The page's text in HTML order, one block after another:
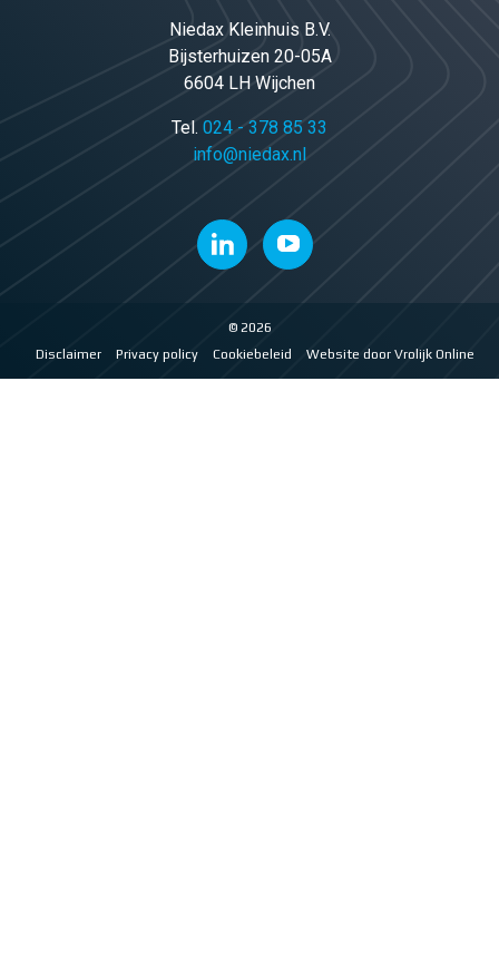
Niedax Kleinhuis B.V.
Bijsterhuizen 20-05A
6604 LH Wijchen
Tel. 024 - 378 85 33
info@niedax.nl
© 2026
Disclaimer
Privacy policy Cookiebeleid Website door Vrolijk Online